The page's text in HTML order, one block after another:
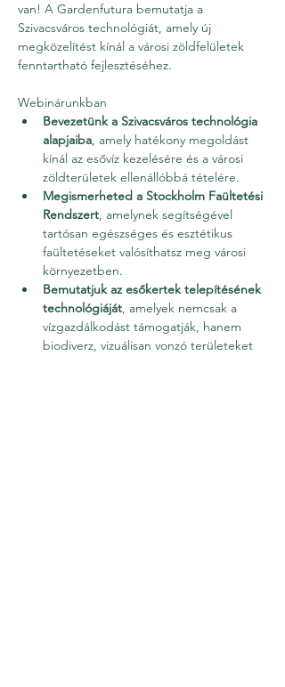
van! A Gardenfutura bemutatja a
Szivacsváros technológiát, amely új
megközelítést kínál a városi zöldfelületek
fenntartható fejlesztéséhez.
Webinárunkban
Bevezetünk a Szivacsváros technológia
alapjaiba, amely hatékony megoldást
kínál az esővíz kezelésére és a városi
zöldterületek ellenállóbbá tételére.
Megismerheted a Stockholm Faültetési
Rendszert, amelynek segítségével
tartósan egészséges és esztétikus
faültetéseket valósíthatsz meg városi
környezetben.
Bemutatjuk az esőkertek telepítésének
technológiáját, amelyek nemcsak a
vízgazdálkodást támogatják, hanem
biodiverz, vizuálisan vonzó területeket